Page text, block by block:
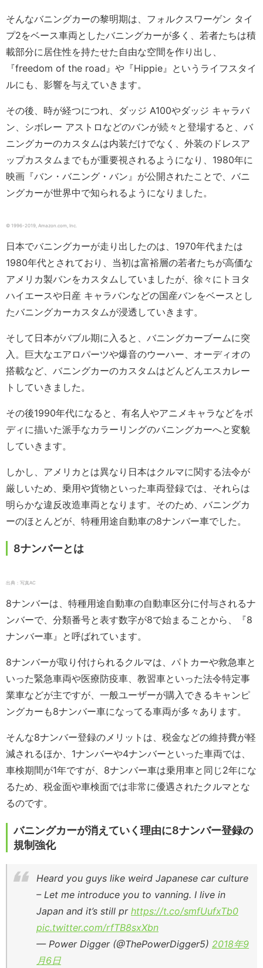
そんなバニングカーの黎明期は、フォルクスワーゲン タイ
プ2をベース車両としたバニングカーが多く、若者たちは積
載部分に居住性を持たせた自由な空間を作り出し、
『freedom of the road』や『Hippie』というライフスタイ
ルにも、影響を与えていきます。
その後、時が経つにつれ、ダッジ A100やダッジ キャラバ
ン、シボレー アストロなどのバンが続々と登場すると、バ
ニングカーのカスタムは内装だけでなく、外装のドレスア
ップカスタムまでもが重要視されるようになり、1980年に
映画『バン・バニング・バン』が公開されたことで、バニ
ングカーが世界中で知られるようになりました。
© 1996-2019, Amazon.com, Inc.
日本でバニングカーが走り出したのは、1970年代または
1980年代とされており、当初は富裕層の若者たちが高価な
アメリカ製バンをカスタムしていましたが、徐々にトヨタ
ハイエースや日産 キャラバンなどの国産バンをベースとし
たバニングカーカスタムが浸透していきます。
そして日本がバブル期に入ると、バニングカーブームに突
入。巨大なエアロパーツや爆音のウーハー、オーディオの
搭載など、バニングカーのカスタムはどんどんエスカレー
トしていきました。
その後1990年代になると、有名人やアニメキャラなどをボ
ディに描いた派手なカラーリングのバニングカーへと変貌
していきます。
しかし、アメリカとは異なり日本はクルマに関する法令が
厳しいため、乗用や貨物といった車両登録では、それらは
明らかな違反改造車両となります。そのため、バニングカ
ーのほとんどが、特種用途自動車の8ナンバー車でした。
8ナンバーとは
出典：写真AC
8ナンバーは、特種用途自動車の自動車区分に付与されるナ
ンバーで、分類番号と表す数字が8で始まることから、『8
ナンバー車』と呼ばれています。
8ナンバーが取り付けられるクルマは、パトカーや救急車と
いった緊急車両や医療防疫車、教習車といった法令特定事
業車などが主ですが、一般ユーザーが購入できるキャンピ
ングカーも8ナンバー車になってる車両が多々あります。
そんな8ナンバー登録のメリットは、税金などの維持費が軽
減されるほか、1ナンバーや4ナンバーといった車両では、
車検期間が1年ですが、8ナンバー車は乗用車と同じ2年にな
るため、税金面や車検面では非常に優遇されたクルマとな
るのです。
バニングカーが消えていく理由に8ナンバー登録の
規制強化
Heard you guys like weird Japanese car culture
– Let me introduce you to vanning. I live in
Japan and it’s still pr https://t.co/smfUufxTb0
pic.twitter.com/rfTB8sxXbn
— Power Digger (@ThePowerDigger5) 2018年9
月6日